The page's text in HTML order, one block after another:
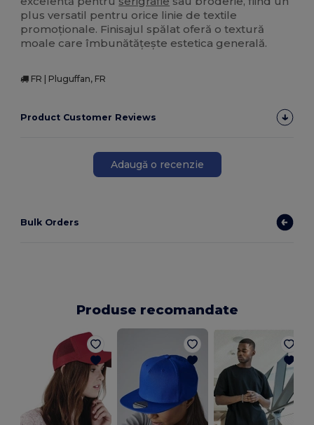
plus versatil pentru orice linie de textile
promoționale. Finisajul spălat oferă o textură
moale care îmbunătățește estetica generală.
FR | Pluguffan, FR
Product Customer Reviews
Adaugă o recenzie
Bulk Orders
Produse recomandate